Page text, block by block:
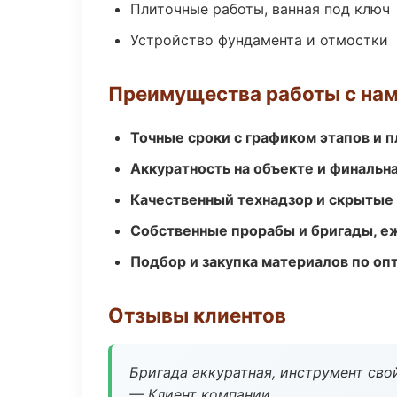
Плиточные работы, ванная под ключ
Устройство фундамента и отмостки
Преимущества работы с
Точные сроки с графиком этапов и
Аккуратность на объекте и
Качественный технадзор и
Собственные прорабы и бригады,
Подбор и закупка материалов по
Отзывы клиентов
Бригада аккуратная, инструмент